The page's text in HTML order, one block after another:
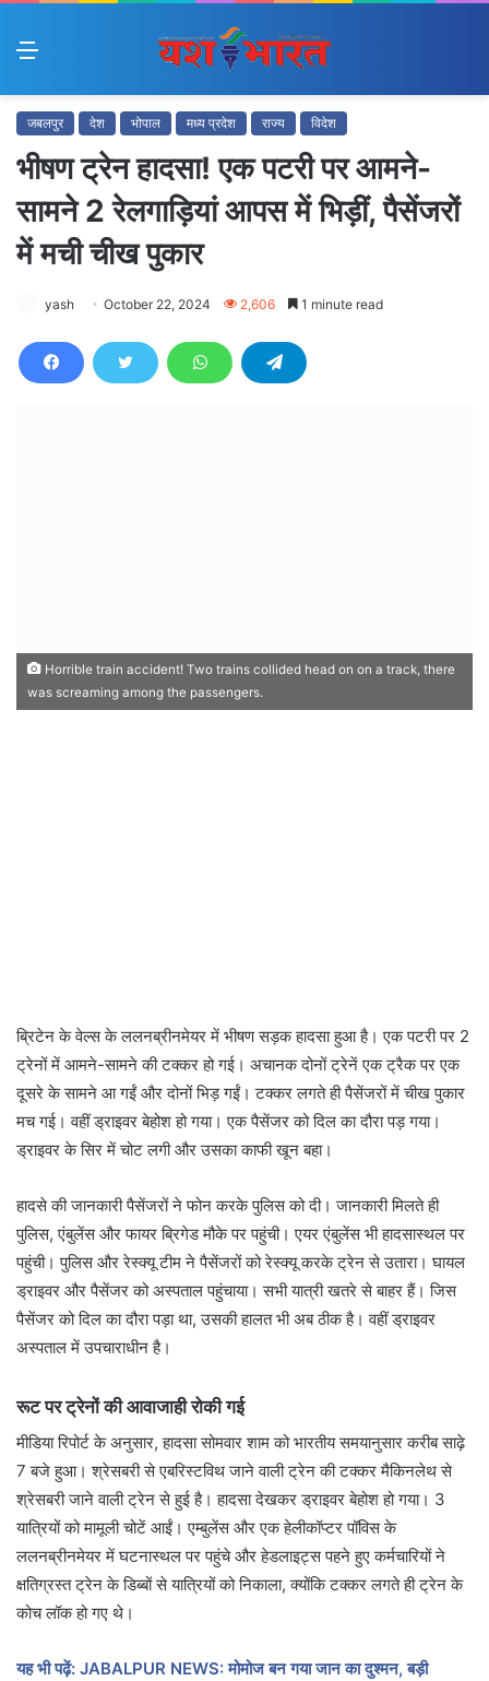
Menu
जबलपुर देश भोपाल मध्य प्रदेश राज्य विदेश
भीषण ट्रेन हादसा! एक पटरी पर आमने-
सामने 2 रेलगाड़ियां आपस में भिड़ीं, पैसेंजरों
में मची चीख पुकार
yash October 22, 2024 2,606 1 minute read
Horrible train accident! Two trains collided head on on a track, there
was screaming among the passengers.
ब्रिटेन के वेल्स के ललनब्रीनमेयर में भीषण सड़क हादसा हुआ है। एक पटरी पर 2
ट्रेनों में आमने-सामने की टक्कर हो गई। अचानक दोनों ट्रेनें एक ट्रैक पर एक
दूसरे के सामने आ गईं और दोनों भिड़ गईं। टक्कर लगते ही पैसेंजरों में चीख पुकार
मच गई। वहीं ड्राइवर बेहोश हो गया। एक पैसेंजर को दिल का दौरा पड़ गया।
ड्राइवर के सिर में चोट लगी और उसका काफी खून बहा।
हादसे की जानकारी पैसेंजरों ने फोन करके पुलिस को दी। जानकारी मिलते ही
पुलिस, एंबुलेंस और फायर ब्रिगेड मौके पर पहुंची। एयर एंबुलेंस भी हादसास्थल पर
पहुंची। पुलिस और रेस्क्यू टीम ने पैसेंजरों को रेस्क्यू करके ट्रेन से उतारा। घायल
ड्राइवर और पैसेंजर को अस्पताल पहुंचाया। सभी यात्री खतरे से बाहर हैं। जिस
पैसेंजर को दिल का दौरा पड़ा था, उसकी हालत भी अब ठीक है। वहीं ड्राइवर
अस्पताल में उपचाराधीन है।
रूट पर ट्रेनों की आवाजाही रोकी गई
मीडिया रिपोर्ट के अनुसार, हादसा सोमवार शाम को भारतीय समयानुसार करीब साढ़े
7 बजे हुआ। श्रेसबरी से एबरिस्टविथ जाने वाली ट्रेन की टक्कर मैकिनलेथ से
श्रेसबरी जाने वाली ट्रेन से हुई है। हादसा देखकर ड्राइवर बेहोश हो गया। 3
यात्रियों को मामूली चोटें आईं। एम्बुलेंस और एक हेलीकॉप्टर पॉविस के
ललनब्रीनमेयर में घटनास्थल पर पहुंचे और हेडलाइट्स पहने हुए कर्मचारियों ने
क्षतिग्रस्त ट्रेन के डिब्बों से यात्रियों को निकाला, क्योंकि टक्कर लगते ही ट्रेन के
कोच लॉक हो गए थे।
यह भी पढ़ें: JABALPUR NEWS: मोमोज बन गया जान का दुश्मन, बड़ी